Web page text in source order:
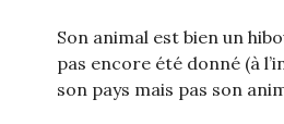
Son animal est bien un
pas encore été donné (à
son pays mais pas son